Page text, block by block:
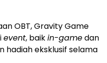
OBT, Gravity Game
event, baikin-gamedan
hadiah eksklusif selama